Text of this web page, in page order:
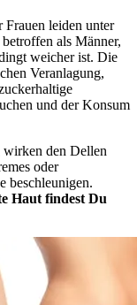
leiden unter
als Männer,
weicher ist. Die
Veranlagung,
und der Konsum
wirken den Dellen
oder
beschleunigen.
Haut findest Du